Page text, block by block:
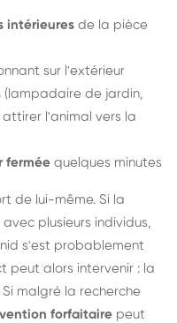
intérieures de la pièce
sur l'extérieur
(lampadaire de jardin,
l'animal vers la
fermée quelques minutes
de lui-même. Si la
plusieurs individus,
s'est probablement
peut alors intervenir : la
malgré la recherche
forfaitaire peut